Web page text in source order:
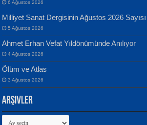
EKREM KARABABA
İsmail Aydos
İnkisar...
6 Ağustos 2026
Milliyet Sanat Dergisinin Ağustos 2026 Sayısı
5 Ağustos 2026
Ahmet Erhan Vefat Yıldönümünde Anılıyor
4 Ağustos 2026
Ölüm ve Atlas
3 Ağustos 2026
Arşivler
Arşivler